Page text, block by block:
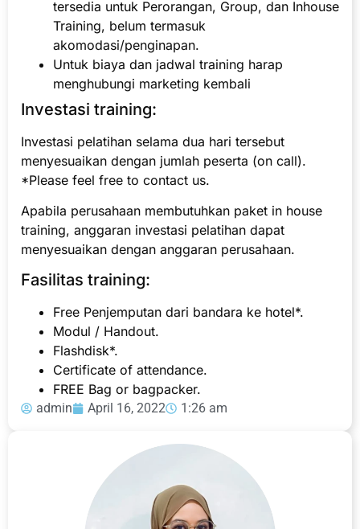
tersedia untuk Perorangan, Group, dan Inhouse
Training, belum termasuk
akomodasi/penginapan.
Untuk biaya dan jadwal training harap
menghubungi marketing kembali
Investasi training:
Investasi pelatihan selama dua hari tersebut
menyesuaikan dengan jumlah peserta (on call).
*Please feel free to contact us.
Apabila perusahaan membutuhkan paket in house
training, anggaran investasi pelatihan dapat
menyesuaikan dengan anggaran perusahaan.
Fasilitas training:
Free Penjemputan dari bandara ke hotel*.
Modul / Handout.
Flashdisk*.
Certificate of attendance.
FREE Bag or bagpacker.
admin April 16, 2022 1:26 am